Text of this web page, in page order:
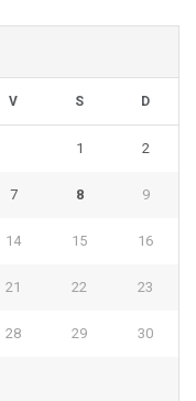
V S D
1 2
7 8 9
14 15 16
21 22 23
28 29 30